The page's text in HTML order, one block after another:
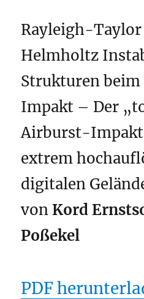
Rayleigh-
Helmholtz
Strukturen beim
Impakt – Der
Airburst-Impakt
extrem
digitalen
von Kord
Poßekel
PDF